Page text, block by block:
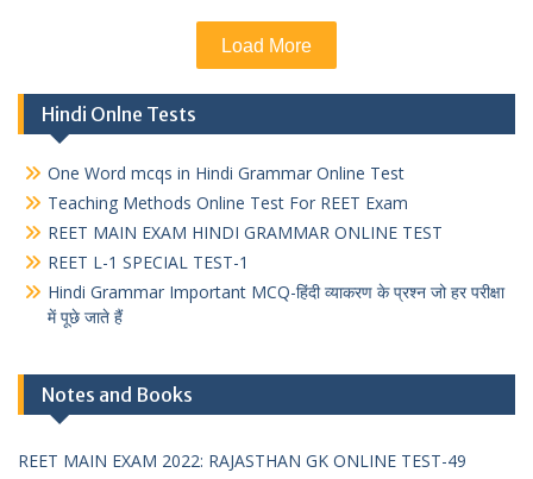
Load More
Hindi Onlne Tests
One Word mcqs in Hindi Grammar Online Test
Teaching Methods Online Test For REET Exam
REET MAIN EXAM HINDI GRAMMAR ONLINE TEST
REET L-1 SPECIAL TEST-1
Hindi Grammar Important MCQ-हिंदी व्याकरण के प्रश्न जो हर परीक्षा
में पूछे जाते हैं
Notes and Books
REET MAIN EXAM 2022: RAJASTHAN GK ONLINE TEST-49